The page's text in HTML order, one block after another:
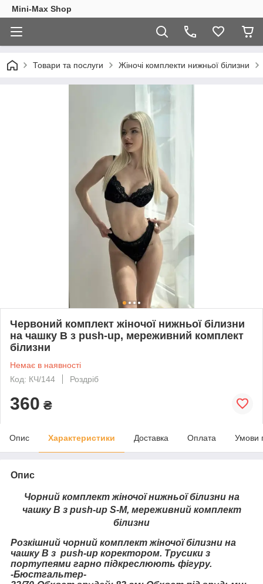
Mini-Max Shop
Товари та послуги Жіночі комплекти нижньої білизни
Червоний комплект жіночої нижньої білизни
на чашку В з push-up, мереживний комплект
білизни
Немає в наявності
Код: КЧ/144
Роздріб
360 ₴
Опис Характеристики Доставка Оплата Умови
Опис
Чорний комплект жіночої нижньої білизни на
чашку В з push-up S-M, мереживний комплект
білизни
Розкішний чорний комплект жіночої білизни на
чашку В з push-up коректором. Трусики з
портупеями гарно підкреслюють фігуру.
-Бюстгальтер-